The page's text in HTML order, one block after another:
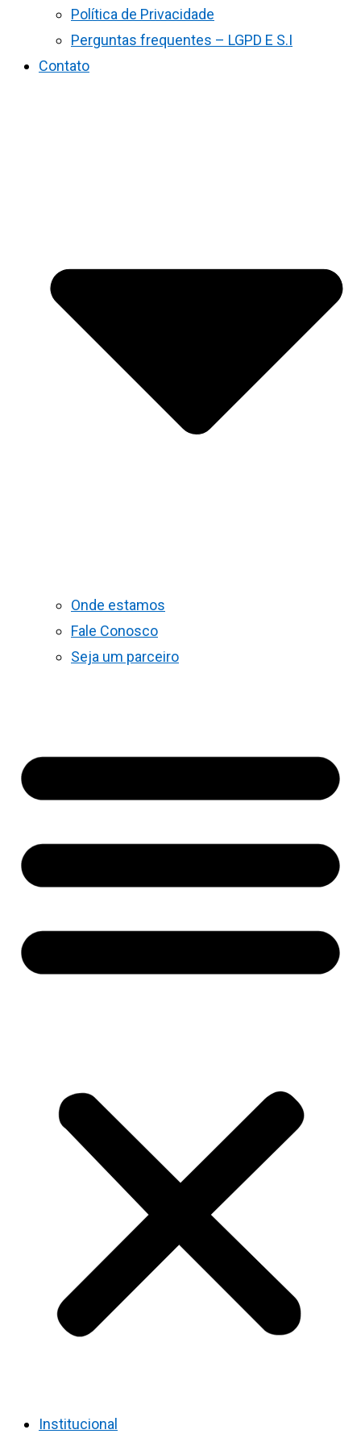
Política de Privacidade
Perguntas frequentes – LGPD E S.I
Contato
Onde estamos
Fale Conosco
Seja um parceiro
Institucional